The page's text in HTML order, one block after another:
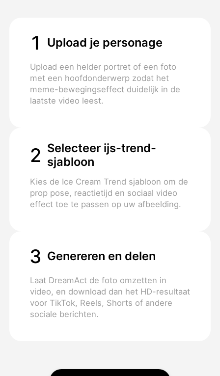
1 Upload je personage
Upload een helder portret of een foto
met een hoofdonderwerp zodat het
meme-bewegingseffect duidelijk in de
laatste video leest.
2 Selecteer ijs-trend-
sjabloon
Kies de Ice Cream Trend sjabloon om de
prop pose, reactietijd en sociaal video
effect toe te passen op uw afbeelding.
3 Genereren en delen
Laat DreamAct de foto omzetten in
video, en download dan het HD-resultaat
voor TikTok, Reels, Shorts of andere
sociale berichten.